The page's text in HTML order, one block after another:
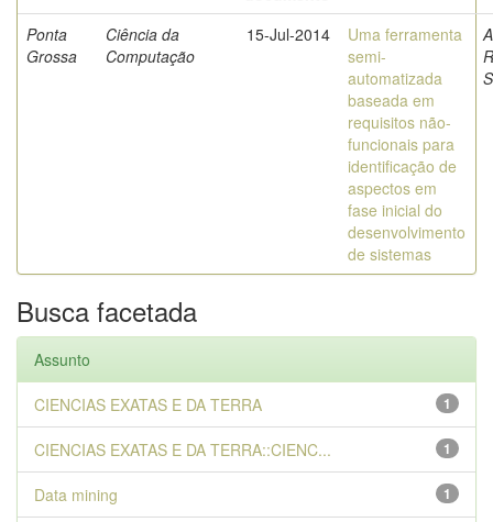
Ponta
Grossa
Ciência da
Computação
15-Jul-2014
Uma ferramenta
semi-
automatizada
baseada em
requisitos não-
funcionais para
identificação de
aspectos em
fase inicial do
desenvolvimento
de sistemas
Busca facetada
Assunto
1
CIENCIAS EXATAS E DA TERRA
1
CIENCIAS EXATAS E DA TERRA::CIENC...
1
Data mining